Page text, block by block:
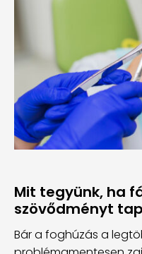
Mit tegyünk, ha
szövődményt
Bár a foghúzás a